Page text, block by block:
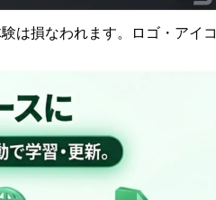
は損なわれます。ロゴ・アイコ